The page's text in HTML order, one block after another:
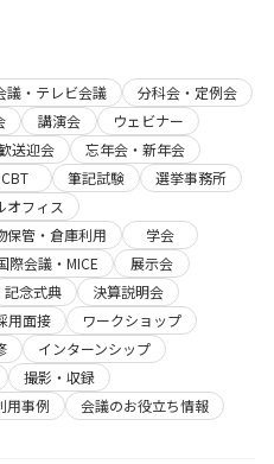
議・テレビ会議
分科会・定例会
講演会
ウェビナー
送迎会
忘年会・新年会
CBT 筆記試験
選挙事務所
オフィス
保管・倉庫利用
学会
際会議・MICE
展示会
記念式典
決算説明会
用面接
ワークショップ
インターンシップ
撮影・収録
用事例 会議のお役立ち情報